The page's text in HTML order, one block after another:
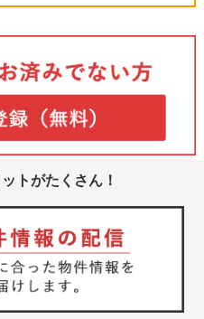
トがたくさん！